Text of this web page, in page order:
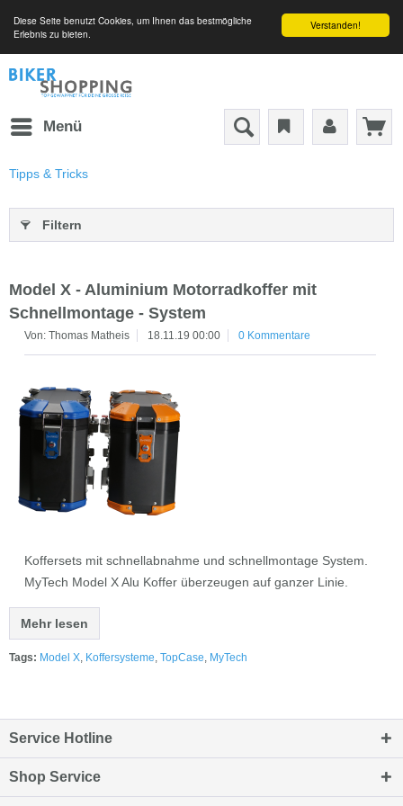
Verstanden!
Diese Seite benutzt Cookies, um Ihnen das bestmögliche
Erlebnis zu bieten.
Menü
Tipps & Tricks
Filtern
Model X - Aluminium Motorradkoffer mit
Schnellmontage - System
Von: Thomas Matheis 18.11.19 00:00 0 Kommentare
Koffersets mit schnellabnahme und schnellmontage System.
MyTech Model X Alu Koffer überzeugen auf ganzer Linie.
Mehr lesen
Tags: Model X, Koffersysteme, TopCase, MyTech
Service Hotline
Shop Service